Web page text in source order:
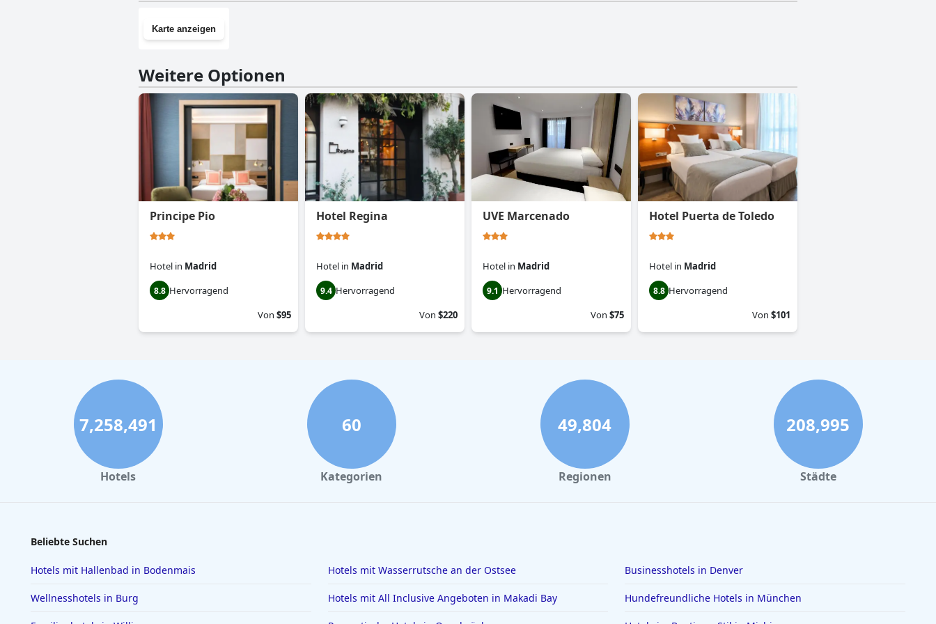
Karte anzeigen
Weitere Optionen
Principe Pio
Hotel in Madrid
8.8 Hervorragend
Von $95
Hotel Regina
Hotel in Madrid
9.4 Hervorragend
Von $220
UVE Marcenado
Hotel in Madrid
9.1 Hervorragend
Von $75
Hotel Puerta de Toledo
Hotel in Madrid
8.8 Hervorragend
Von $101
7,258,491
Hotels
60
Kategorien
49,804
Regionen
208,995
Städte
Beliebte Suchen
Hotels mit Hallenbad in Bodenmais Hotels mit Wasserrutsche an der Ostsee Businesshotels in Denver
Wellnesshotels in Burg Hotels mit All Inclusive Angeboten in Makadi Bay Hundefreundliche Hotels in München